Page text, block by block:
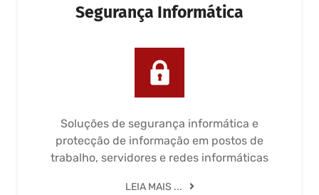
Segurança Informática
Soluções de segurança informática e
protecção de informação em postos de
trabalho, servidores e redes informáticas
LEIA MAIS ...